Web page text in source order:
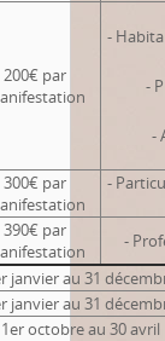
200€ par
-
-
-
300€ par
-
390€ par
-
janvier au 31
janvier au 31
octobre au 30 avril